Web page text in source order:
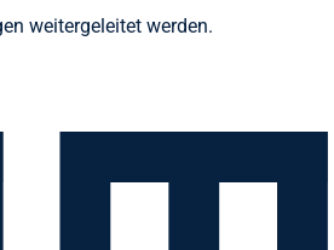
weitergeleitet werden.